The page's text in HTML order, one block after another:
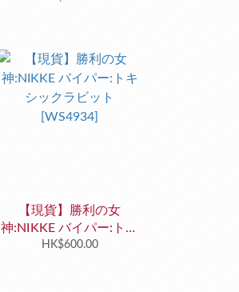
【現貨】勝利の女
神:NIKKE バイパー:トキ
シックラビット
HK$600.00